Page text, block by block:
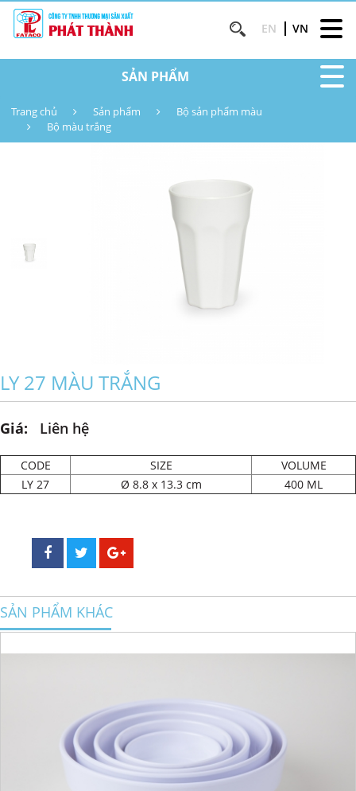
EN VN
SẢN PHẨM
Trang chủ Sản phẩm
Bộ sản phẩm màu
Bộ màu trắng
LY 27 MÀU TRẮNG
Giá: Liên hệ
CODE SIZE
VOLUME
LY 27
Ø 8.8 x 13.3 cm 400 ML
SẢN PHẨM KHÁC